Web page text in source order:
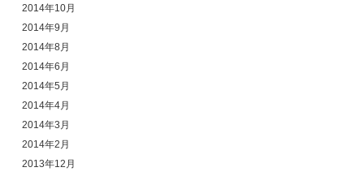
2014年10月
2014年9月
2014年8月
2014年6月
2014年5月
2014年4月
2014年3月
2014年2月
2013年12月